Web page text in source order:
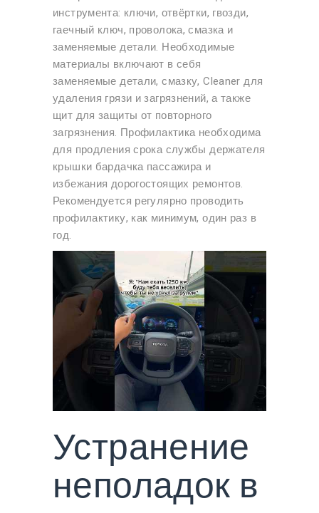
инструмента: ключи, отвёртки, гвозди,
гаечный ключ, проволока, смазка и
заменяемые детали. Необходимые
материалы включают в себя
заменяемые детали, смазку, Cleaner для
удаления грязи и загрязнений, а также
щит для защиты от повторного
загрязнения. Профилактика необходима
для продления срока службы держателя
крышки бардачка пассажира и
избежания дорогостоящих ремонтов.
Рекомендуется регулярно проводить
профилактику, как минимум, один раз в
год.
Устранение
неполадок в